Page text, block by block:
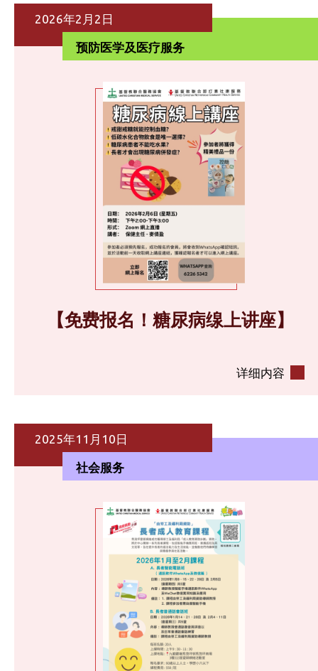
2026年2月2日
预防医学及医疗服务
【免费报名！糖尿病缐上讲座】
详细内容
2025年11月10日
社会服务